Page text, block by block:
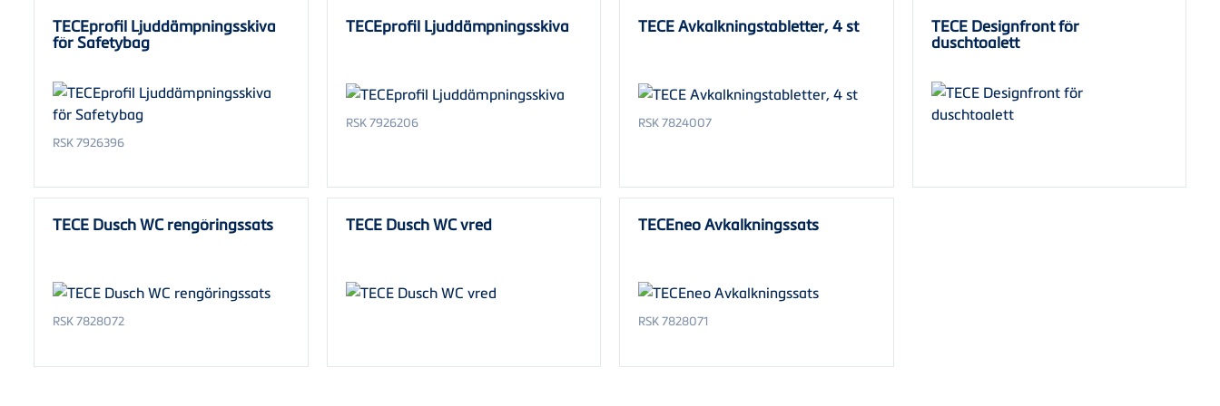
TECEprofil Ljuddämpningsskiva
för Safetybag
RSK 7926396
TECEprofil Ljuddämpningsskiva
RSK 7926206
TECE Avkalkningstabletter, 4 st
RSK 7824007
TECE Designfront för
duschtoalett
TECE Dusch WC rengöringssats
RSK 7828072
TECE Dusch WC vred TECEneo Avkalkningssats
RSK 7828071